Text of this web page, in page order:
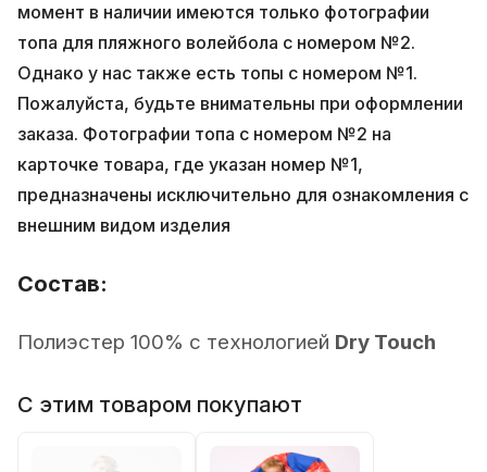
момент в наличии имеются только фотографии
топа для пляжного волейбола с номером №2.
Однако у нас также есть топы с номером №1.
Пожалуйста, будьте внимательны при оформлении
заказа. Фотографии топа с номером №2 на
карточке товара, где указан номер №1,
предназначены исключительно для ознакомления с
внешним видом изделия
Состав:
Полиэстер 100% с технологией Dry Touch
С этим товаром покупают